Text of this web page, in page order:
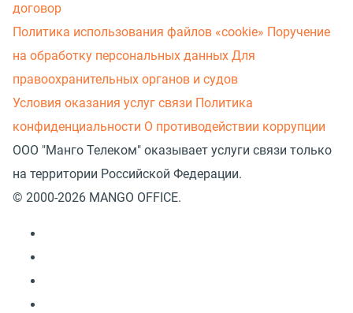
договор
Политика использования файлов «cookie» Поручение
на обработку персональных данных Для
правоохранительных органов и судов
Условия оказания услуг связи Политика
конфиденциальности О противодействии коррупции
ООО "Манго Телеком" оказывает услуги связи только
на территории Российской Федерации.
© 2000-2026 MANGO OFFICE.